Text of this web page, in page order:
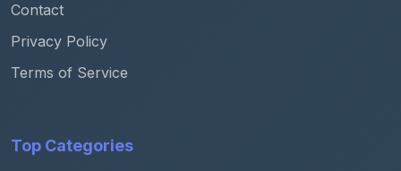
Contact
Privacy Policy
Terms of Service
Top Categories